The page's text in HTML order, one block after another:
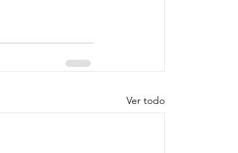
Ver todo